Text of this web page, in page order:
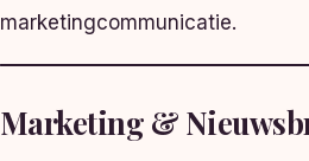
marketingcommunicatie.
Marketing &